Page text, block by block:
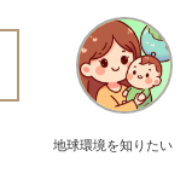
地球環境を知りたい